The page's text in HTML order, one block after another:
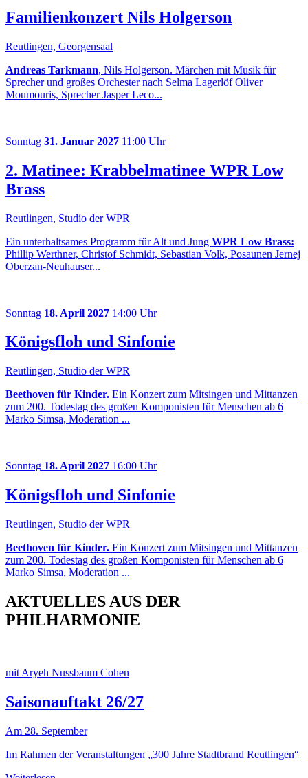
Familienkonzert Nils Holgerson
Reutlingen, Georgensaal
Andreas Tarkmann, Nils Holgerson. Märchen mit Musik für
Sprecher und großes Orchester nach Selma Lagerlöf Oliver
Moumouris, Sprecher Jasper Leco...
Sonntag 31. Januar 2027 11:00 Uhr
2. Matinee: Krabbelmatinee WPR Low
Brass
Reutlingen, Studio der WPR
Ein unterhaltsames Programm für Alt und Jung WPR Low Brass:
Phillip Werthner, Christof Schmidt, Sebastian Volk, Posaunen Jernej
Oberzan-Neuhauser...
Sonntag 18. April 2027 14:00 Uhr
Königsfloh und Sinfonie
Reutlingen, Studio der WPR
Beethoven für Kinder. Ein Konzert zum Mitsingen und Mittanzen
zum 200. Todestag des großen Komponisten für Menschen ab 6
Marko Simsa, Moderation ...
Sonntag 18. April 2027 16:00 Uhr
Königsfloh und Sinfonie
Reutlingen, Studio der WPR
Beethoven für Kinder. Ein Konzert zum Mitsingen und Mittanzen
zum 200. Todestag des großen Komponisten für Menschen ab 6
Marko Simsa, Moderation ...
AKTUELLES AUS DER
PHILHARMONIE
mit Aryeh Nussbaum Cohen
Saisonauftakt 26/27
Am 28. September
Im Rahmen der Veranstaltungen „300 Jahre Stadtbrand Reutlingen“